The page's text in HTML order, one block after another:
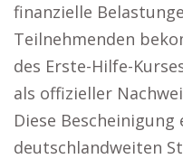
finanzielle
Teilnehmenden
des Erste-Hilfe-
als offizieller
Diese
deutschlandweiten